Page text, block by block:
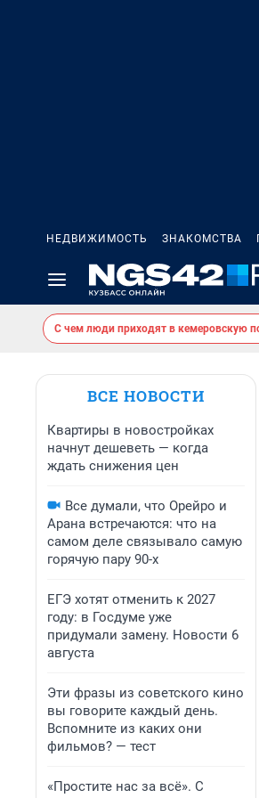
НЕДВИЖИМОСТЬ ЗНАКОМСТВА
С чем люди приходят в кемеровскую
ВСЕ НОВОСТИ
Квартиры в новостройках
начнут дешеветь — когда
ждать снижения цен
Все думали, что Орейро и
Арана встречаются: что на
самом деле связывало самую
горячую пару 90-х
ЕГЭ хотят отменить к 2027
году: в Госдуме уже
придумали замену. Новости 6
августа
Эти фразы из советского кино
вы говорите каждый день.
Вспомните из каких они
фильмов? — тест
«Простите нас за всё». С